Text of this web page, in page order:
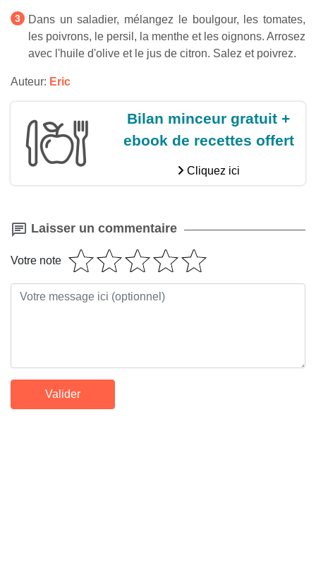
Dans un saladier, mélangez le boulgour, les tomates,
les poivrons, le persil, la menthe et les oignons. Arrosez
avec l'huile d'olive et le jus de citron. Salez et poivrez.
Auteur: Eric
Bilan minceur gratuit +
ebook de recettes offert
Cliquez ici
Laisser un commentaire
Votre note